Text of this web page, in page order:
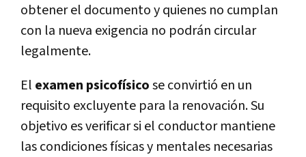
obtener el documento y quienes no cumplan
con la nueva exigencia no podrán circular
legalmente.
El examen psicofísicose convirtió en un
requisito excluyente para la renovación. Su
objetivo es verificar si el conductor mantiene
las condiciones físicas y mentales necesarias